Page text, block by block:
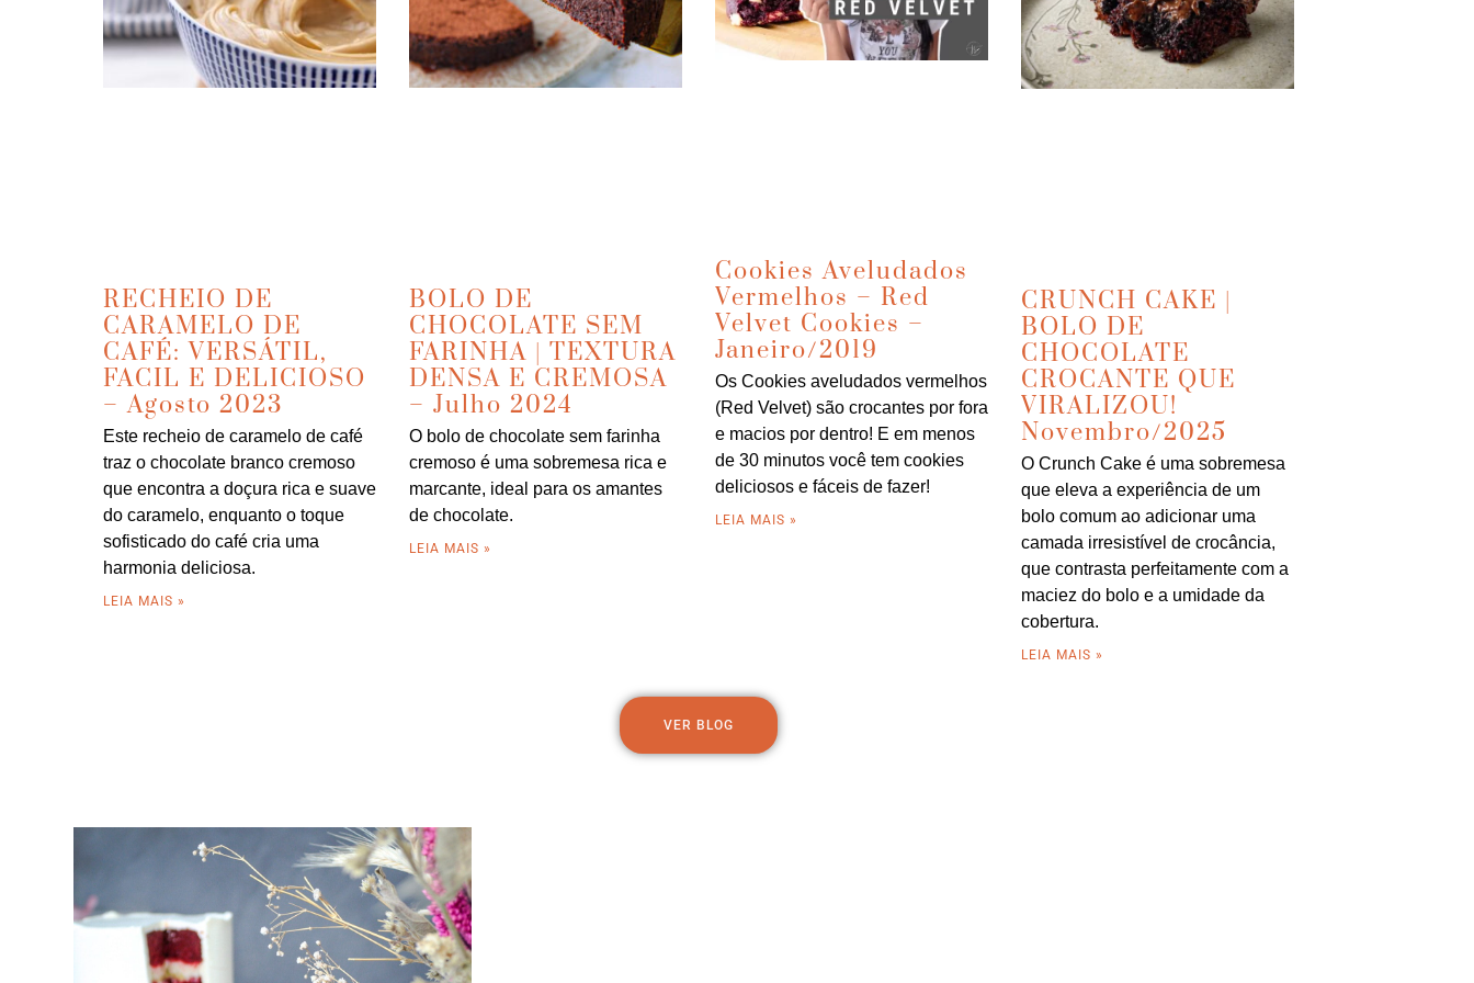
RECHEIO DE
CARAMELO DE
CAFÉ: VERSÁTIL,
FACIL E DELICIOSO
– Agosto 2023
Este recheio de caramelo de café
traz o chocolate branco cremoso
que encontra a doçura rica e suave
do caramelo, enquanto o toque
sofisticado do café cria uma
harmonia deliciosa.
LEIA MAIS »
BOLO DE
CHOCOLATE SEM
FARINHA | TEXTURA
DENSA E CREMOSA
– Julho 2024
O bolo de chocolate sem farinha
cremoso é uma sobremesa rica e
marcante, ideal para os amantes
de chocolate.
LEIA MAIS »
Cookies Aveludados
Vermelhos – Red
Velvet Cookies –
Janeiro/2019
Os Cookies aveludados vermelhos
(Red Velvet) são crocantes por fora
e macios por dentro! E em menos
de 30 minutos você tem cookies
deliciosos e fáceis de fazer!
LEIA MAIS »
CRUNCH CAKE |
BOLO DE
CHOCOLATE
CROCANTE QUE
VIRALIZOU!
Novembro/2025
O Crunch Cake é uma sobremesa
que eleva a experiência de um
bolo comum ao adicionar uma
camada irresistível de crocância,
que contrasta perfeitamente com a
maciez do bolo e a umidade da
cobertura.
LEIA MAIS »
VER BLOG